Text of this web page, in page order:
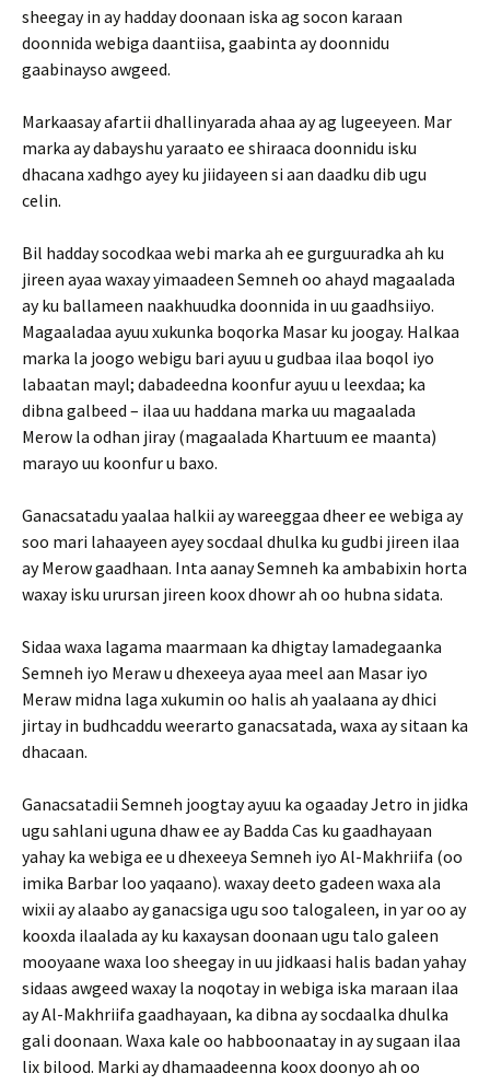
sheegay in ay hadday doonaan iska ag socon karaan
doonnida webiga daantiisa, gaabinta ay doonnidu
gaabinayso awgeed.
Markaasay afartii dhallinyarada ahaa ay ag lugeeyeen. Mar
marka ay dabayshu yaraato ee shiraaca doonnidu isku
dhacana xadhgo ayey ku jiidayeen si aan daadku dib ugu
celin.
Bil hadday socodkaa webi marka ah ee gurguuradka ah ku
jireen ayaa waxay yimaadeen Semneh oo ahayd magaalada
ay ku ballameen naakhuudka doonnida in uu gaadhsiiyo.
Magaaladaa ayuu xukunka boqorka Masar ku joogay. Halkaa
marka la joogo webigu bari ayuu u gudbaa ilaa boqol iyo
labaatan mayl; dabadeedna koonfur ayuu u leexdaa; ka
dibna galbeed – ilaa uu haddana marka uu magaalada
Merow la odhan jiray (magaalada Khartuum ee maanta)
marayo uu koonfur u baxo.
Ganacsatadu yaalaa halkii ay wareeggaa dheer ee webiga ay
soo mari lahaayeen ayey socdaal dhulka ku gudbi jireen ilaa
ay Merow gaadhaan. Inta aanay Semneh ka ambabixin horta
waxay isku urursan jireen koox dhowr ah oo hubna sidata.
Sidaa waxa lagama maarmaan ka dhigtay lamadegaanka
Semneh iyo Meraw u dhexeeya ayaa meel aan Masar iyo
Meraw midna laga xukumin oo halis ah yaalaana ay dhici
jirtay in budhcaddu weerarto ganacsatada, waxa ay sitaan ka
dhacaan.
Ganacsatadii Semneh joogtay ayuu ka ogaaday Jetro in jidka
ugu sahlani uguna dhaw ee ay Badda Cas ku gaadhayaan
yahay ka webiga ee u dhexeeya Semneh iyo Al-Makhriifa (oo
imika Barbar loo yaqaano). waxay deeto gadeen waxa ala
wixii ay alaabo ay ganacsiga ugu soo talogaleen, in yar oo ay
kooxda ilaalada ay ku kaxaysan doonaan ugu talo galeen
mooyaane waxa loo sheegay in uu jidkaasi halis badan yahay
sidaas awgeed waxay la noqotay in webiga iska maraan ilaa
ay Al-Makhriifa gaadhayaan, ka dibna ay socdaalka dhulka
gali doonaan. Waxa kale oo habboonaatay in ay sugaan ilaa
lix bilood. Marki ay dhamaadeenna koox doonyo ah oo